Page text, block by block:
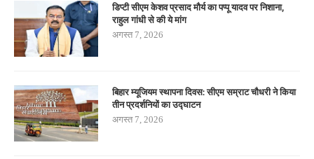
डिप्टी सीएम केशव प्रसाद मौर्य का पप्पू यादव पर निशाना,
राहुल गांधी से की ये मांग
अगस्त 7, 2026
बिहार म्यूजियम स्थापना दिवस: सीएम सम्राट चौधरी ने किया
तीन प्रदर्शनियों का उद्घाटन
अगस्त 7, 2026